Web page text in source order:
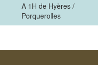
A 1H de Hyères /
Porquerolles